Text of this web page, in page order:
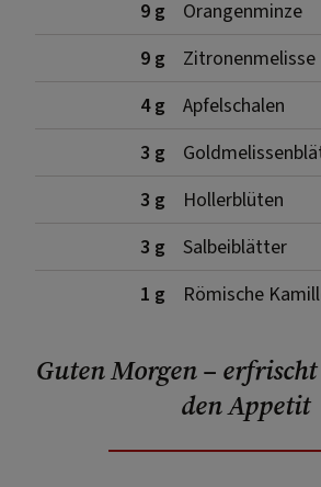
9 g
Orangenminze
9 g
Zitronenmelisse
4 g
Apfelschalen
3 g
3 g
Hollerblüten
3 g
Salbeiblätter
1 g
Römische
Guten Morgen –
den Appetit